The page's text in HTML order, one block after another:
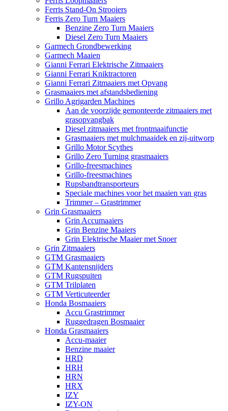
Ferris Stand-On Strooiers
Ferris Zero Turn Maaiers
Benzine Zero Turn Maaiers
Diesel Zero Turn Maaiers
Garmech Grondbewerking
Garmech Maaien
Gianni Ferrari Elektrische Zitmaaiers
Gianni Ferrari Kniktractoren
Gianni Ferrari Zitmaaiers met Opvang
Grasmaaiers met afstandsbediening
Grillo Agrigarden Machines
Aan de voorzijde gemonteerde zitmaaiers met
grasopvangbak
Diesel zitmaaiers met frontmaaifunctie
Grasmaaiers met mulchmaaidek en zij-uitworp
Grillo Motor Scythes
Grillo Zero Turning grasmaaiers
Grillo-freesmachines
Grillo-freesmachines
Rupsbandtransporteurs
Speciale machines voor het maaien van gras
Trimmer – Grastrimmer
Grin Grasmaaiers
Grin Accumaaiers
Grin Benzine Maaiers
Grin Elektrische Maaier met Snoer
Grin Zitmaaiers
GTM Grasmaaiers
GTM Kantensnijders
GTM Rugspuiten
GTM Trilplaten
GTM Verticuteerder
Honda Bosmaaiers
Accu Grastrimmer
Ruggedragen Bosmaaier
Honda Grasmaaiers
Accu-maaier
Benzine maaier
HRD
HRH
HRN
HRX
IZY
IZY-ON